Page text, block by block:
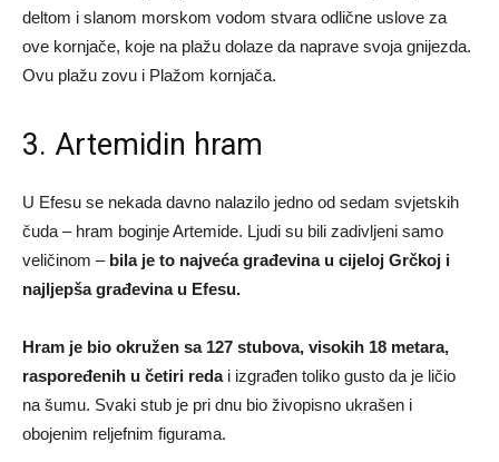
deltom i slanom morskom vodom stvara odlične uslove za
ove kornjače, koje na plažu dolaze da naprave svoja gnijezda.
Ovu plažu zovu i Plažom kornjača.
3. Artemidin hram
U Efesu se nekada davno nalazilo jedno od sedam svjetskih
čuda – hram boginje Artemide. Ljudi su bili zadivljeni samo
veličinom – bila je to najveća građevina u cijeloj Grčkoj i
najljepša građevina u Efesu.
Hram je bio okružen sa 127 stubova, visokih 18 metara,
raspoređenih u četiri redai izgrađen toliko gusto da je ličio
na šumu. Svaki stub je pri dnu bio živopisno ukrašen i
obojenim reljefnim figurama.